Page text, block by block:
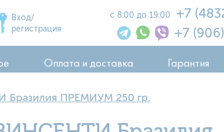
Вход/
регистрация
с 8:00 до 19:00
+7
+7
Оплата и доставка Гарантия
ПРЕМИУМ 250 гр.